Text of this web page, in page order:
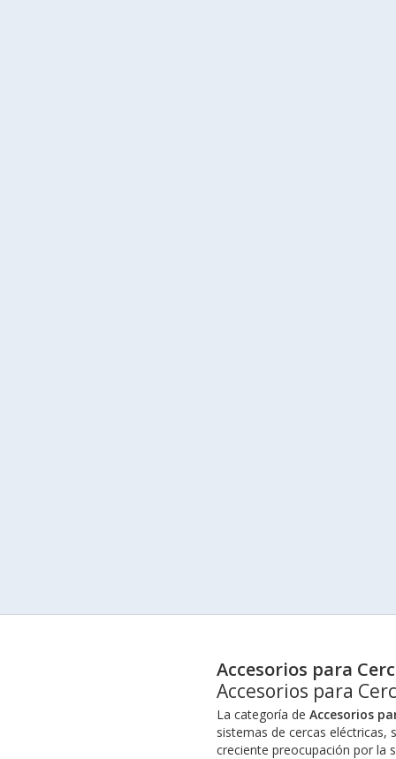
Accesorios para
Accesorios para
La categoría de Accesorios
sistemas de cercas eléctricas,
creciente preocupación por la